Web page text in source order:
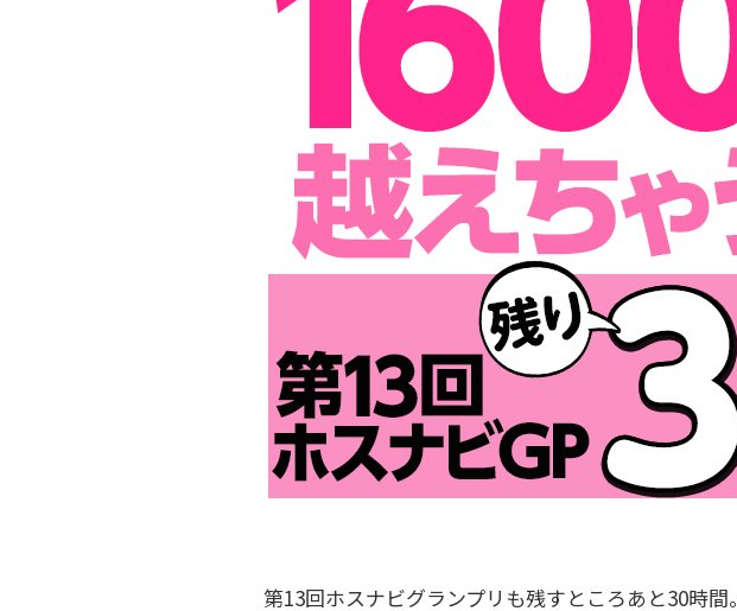
第13回ホスナビグランプリも残すところあと30時